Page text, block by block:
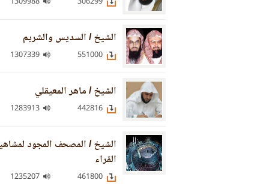
الشيخ / السديس والشريم
الشيخ / ماهر المعيقلي
الشيخ / المصحف المجود
القراء